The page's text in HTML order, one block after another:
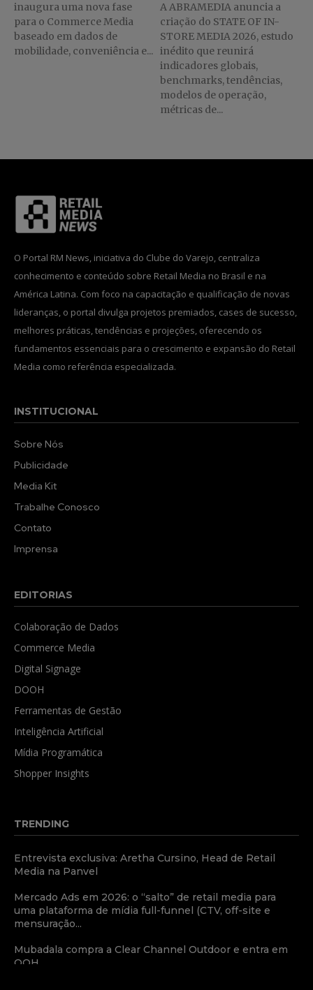
inaugura uma nova fase
para o Commerce Media
baseado em dados de
mobilidade, conveniência e...
A ABRAMEDIA anuncia a
criação do STATE OF IN-
STORE MEDIA 2026, estudo
inédito que reunirá
indicadores globais,
benchmarks, tendências,
modelos de operação,
métricas de...
O Portal RM News, iniciativa do Clube do Varejo, centraliza
conhecimento e conteúdo sobre Retail Media no Brasil e na
América Latina. Com foco na capacitação e qualificação de novas
lideranças, o portal divulga projetos premiados, cases de sucesso,
melhores práticas, tendências e projeções, oferecendo os
fundamentos essenciais para o crescimento e expansão do Retail
Media como referência especializada.
INSTITUCIONAL
Sobre Nós
Publicidade
Media Kit
Trabalhe Conosco
Contato
Imprensa
EDITORIAS
Colaboração de Dados
Commerce Media
Digital Signage
DOOH
Ferramentas de Gestão
Inteligência Artificial
Mídia Programática
Shopper Insights
TRENDING
Entrevista exclusiva: Aretha Cursino, Head de Retail
Media na Panvel
Mercado Ads em 2026: o “salto” de retail media para
uma plataforma de mídia full-funnel (CTV, off-site e
mensuração...
Mubadala compra a Clear Channel Outdoor e entra em
OOH